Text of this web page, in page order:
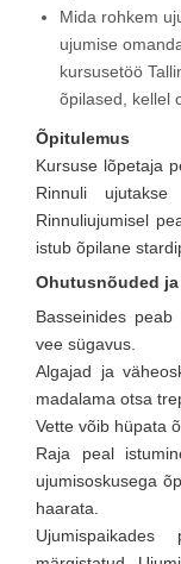
Mida rohkem
ujumise
kursusetöö
õpilased, kellel
Õpitulemus
Kursuse lõpetaja
Rinnuli ujutakse
Rinnuliujumisel
istub õpilane
Ohutusnõuded
Basseinides
vee sügavus.
Algajad ja
madalama otsa
Vette võib hüpata
Raja peal
ujumisoskusega
haarata.